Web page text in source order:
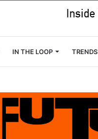
IN THE LOOP TRENDS